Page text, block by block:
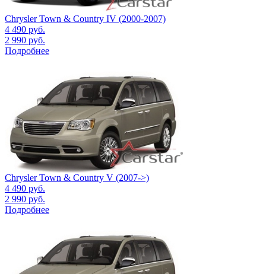
Chrysler Town & Country IV (2000-2007)
4 490 руб.
2 990 руб.
Подробнее
Chrysler Town & Country V (2007->)
4 490 руб.
2 990 руб.
Подробнее